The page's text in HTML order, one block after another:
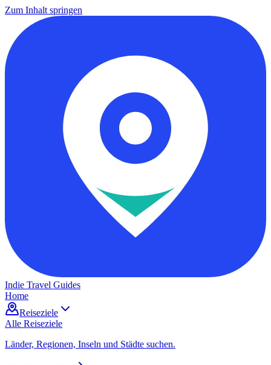
Zum Inhalt springen
Indie Travel Guides
Home
Reiseziele
Alle Reiseziele
Länder, Regionen, Inseln und Städte suchen.